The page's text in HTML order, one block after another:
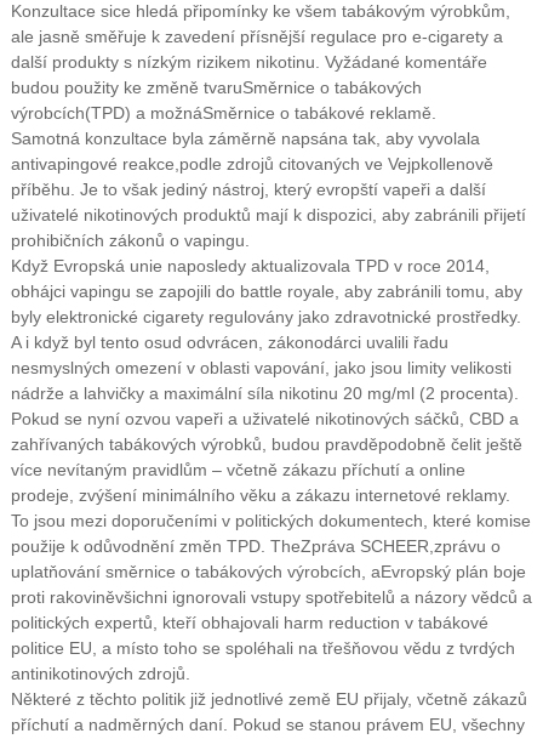
Konzultace sice hledá připomínky ke všem tabákovým výrobkům,
ale jasně směřuje k zavedení přísnější regulace pro e-cigarety a
další produkty s nízkým rizikem nikotinu. Vyžádané komentáře
budou použity ke změně tvaruSměrnice o tabákových
výrobcích(TPD) a možnáSměrnice o tabákové reklamě
Samotná konzultace byla záměrně napsána tak, aby vyvolala
antivapingové reakce, podle zdrojů citovaných ve Vejpkollenově
příběhu . Je to však jediný nástroj, který evropští vapeři a další
uživatelé nikotinových produktů mají k dispozici, aby zabránili přijetí
prohibičních zákonů o vapingu.
Když Evropská unie naposledy aktualizovala TPD v roce 2014,
obhájci vapingu se zapojili do battle royale, aby zabránili tomu, aby
byly elektronické cigarety regulovány jako zdravotnické prostředky.
A i když byl tento osud odvrácen, zákonodárci uvalili řadu
nesmyslných omezení v oblasti vapování, jako jsou limity velikosti
nádrže a lahvičky a maximální síla nikotinu 20 mg/ml (2 procenta).
Pokud se nyní ozvou vapeři a uživatelé nikotinových sáčků, CBD a
zahřívaných tabákových výrobků, budou pravděpodobně čelit ještě
více nevítaným pravidlům – včetně zákazu příchutí a online
prodeje, zvýšení minimálního věku a zákazu internetové reklamy.
To jsou mezi doporučeními v politických dokumentech, které komise
použije k odůvodnění změn TPD. TheZpráva SCHEER zprávu o
uplatňování směrnice o tabákových výrobcích , aEvropský plán boje
proti rakoviněvšichni ignorovali vstupy spotřebitelů a názory vědců a
politických expertů, kteří obhajovali harm reduction v tabákové
politice EU, a místo toho se spoléhali na třešňovou vědu z tvrdých
antinikotinových zdrojů.
Některé z těchto politik již jednotlivé země EU přijaly, včetně zákazů
příchutí a nadměrných daní. Pokud se stanou právem EU, všechny